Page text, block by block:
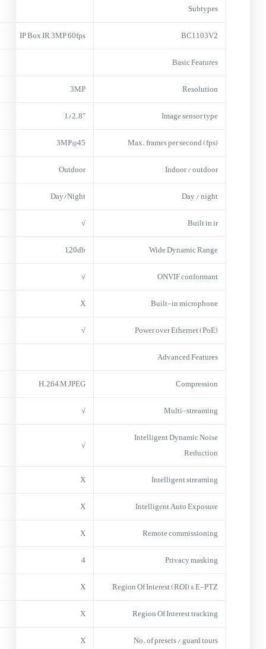
Subtypes
BC1103V2
IP Box IR 3MP 60fps
Basic Features
Resolution
3MP
Image sensor type
1/2.8″
Max. frames per second (fps)
45@3MP
Indoor / outdoor
Outdoor
Day / night
Day/Night
Built in ir
√
Wide Dynamic Range
120db
ONVIF conformant
√
Built-in microphone
X
Power over Ethernet (PoE)
√
Advanced Features
Compression
H.264;M JPEG
Multi-streaming
√
Intelligent Dynamic Noise
Reduction
√
Intelligent streaming
X
Intelligent Auto Exposure
X
Remote commissioning
X
Privacy masking
4
Region Of Interest (ROI) & E-PTZ
X
Region Of Interest tracking
X
No. of presets / guard tours
X